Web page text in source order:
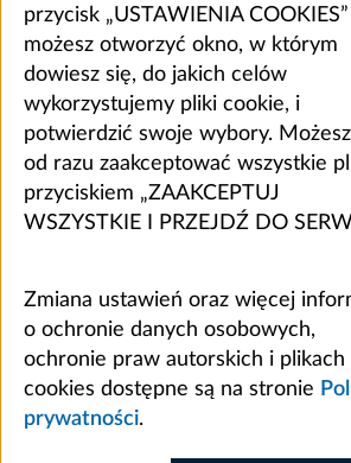
przycisk „USTAWIENIA COOKIES”
możesz otworzyć okno, w którym
dowiesz się, do jakich celów
wykorzystujemy pliki cookie, i
potwierdzić swoje wybory.
od razu zaakceptować wszystkie
przyciskiem „ZAAKCEPTUJ
WSZYSTKIE I PRZEJDŹ DO
Zmiana ustawień oraz więcej
o ochronie danych osobowych,
ochronie praw autorskich i plikach
cookies dostępne są na stronie
prywatności.